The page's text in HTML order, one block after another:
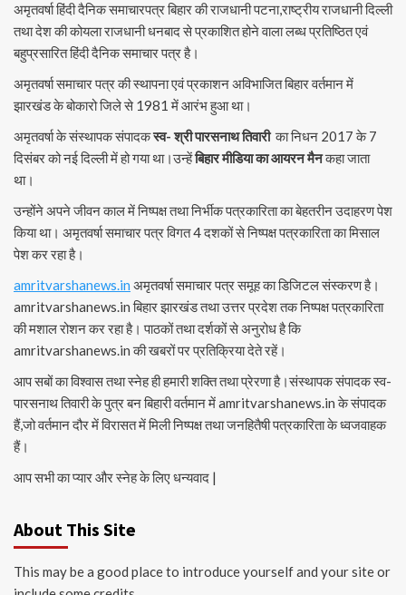
अमृतवर्षा हिंदी दैनिक समाचारपत्र बिहार की राजधानी पटना,राष्ट्रीय राजधानी दिल्ली
तथा देश की कोयला राजधानी धनबाद से प्रकाशित होने वाला लब्ध प्रतिष्ठित एवं
बहुप्रसारित हिंदी दैनिक समाचार पत्र है।
अमृतवर्षा समाचार पत्र की स्थापना एवं प्रकाशन अविभाजित बिहार वर्तमान में
झारखंड के बोकारो जिले से 1981 में आरंभ हुआ था।
अमृतवर्षा के संस्थापक संपादकस्व- श्री पारसनाथ तिवारीका निधन 2017 के 7
दिसंबर को नई दिल्ली में हो गया था।उन्हेंबिहार मीडिया का आयरन मैनकहा जाता
था।
उन्होंने अपने जीवन काल में निष्पक्ष तथा निर्भीक पत्रकारिता का बेहतरीन उदाहरण पेश
किया था। अमृतवर्षा समाचार पत्र विगत 4 दशकों से निष्पक्ष पत्रकारिता का मिसाल
पेश कर रहा है।
amritvarshanews.in अमृतवर्षा समाचार पत्र समूह का डिजिटल संस्करण है।
amritvarshanews.in बिहार झारखंड तथा उत्तर प्रदेश तक निष्पक्ष पत्रकारिता
की मशाल रोशन कर रहा है। पाठकों तथा दर्शकों से अनुरोध है कि
amritvarshanews.in की खबरों पर प्रतिक्रिया देते रहें।
आप सबों का विश्वास तथा स्नेह ही हमारी शक्ति तथा प्रेरणा है।संस्थापक संपादक स्व-
पारसनाथ तिवारी के पुत्र बन बिहारी वर्तमान में amritvarshanews.in के संपादक
हैं,जो वर्तमान दौर में विरासत में मिली निष्पक्ष तथा जनहितैषी पत्रकारिता के ध्वजवाहक
हैं।
आप सभी का प्यार और स्नेह के लिए धन्यवाद |
About This Site
This may be a good place to introduce yourself and your site or